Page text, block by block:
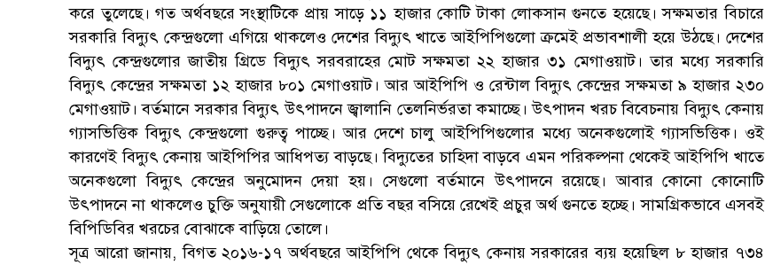
করে তুলেছে। গত অর্থবছরে সংস্থাটিকে প্রায় সাড়ে ১১ হাজার কোটি টাকা লোকসান গুনতে হয়েছে। সক্ষমতার বিচারে
সরকারি বিদ্যুৎ কেন্দ্রগুলো এগিয়ে থাকলেও দেশের বিদ্যুৎ খাতে আইপিপিগুলো ক্রমেই প্রভাবশালী হয়ে উঠছে। দেশের
বিদ্যুৎ কেন্দ্রগুলোর জাতীয় গ্রিডে বিদ্যুৎ সরবরাহের মোট সক্ষমতা ২২ হাজার ৩১ মেগাওয়াট। তার মধ্যে সরকারি
বিদ্যুৎ কেন্দ্রের সক্ষমতা ১২ হাজার ৮০১ মেগাওয়াট। আর আইপিপি ও রেন্টাল বিদ্যুৎ কেন্দ্রের সক্ষমতা ৯ হাজার ২৩০
মেগাওয়াট। বর্তমানে সরকার বিদ্যুৎ উৎপাদনে জ্বালানি তেলনির্ভরতা কমাচ্ছে। উৎপাদন খরচ বিবেচনায় বিদ্যুৎ কেনায়
গ্যাসভিত্তিক বিদ্যুৎ কেন্দ্রগুলো গুরুত্ব পাচ্ছে। আর দেশে চালু আইপিপিগুলোর মধ্যে অনেকগুলোই গ্যাসভিত্তিক। ওই
কারণেই বিদ্যুৎ কেনায় আইপিপির আধিপত্য বাড়ছে। বিদ্যুতের চাহিদা বাড়বে এমন পরিকল্পনা থেকেই আইপিপি খাতে
অনেকগুলো বিদ্যুৎ কেন্দ্রের অনুমোদন দেয়া হয়। সেগুলো বর্তমানে উৎপাদনে রয়েছে। আবার কোনো কোনোটি
উৎপাদনে না থাকলেও চুক্তি অনুযায়ী সেগুলোকে প্রতি বছর বসিয়ে রেখেই প্রচুর অর্থ গুনতে হচ্ছে। সামগ্রিকভাবে এসবই
বিপিডিবির খরচের বোঝাকে বাড়িয়ে তোলে।
সূত্র আরো জানায়, বিগত ২০১৬-১৭ অর্থবছরে আইপিপি থেকে বিদ্যুৎ কেনায় সরকারের ব্যয় হয়েছিল ৮ হাজার ৭৩৪